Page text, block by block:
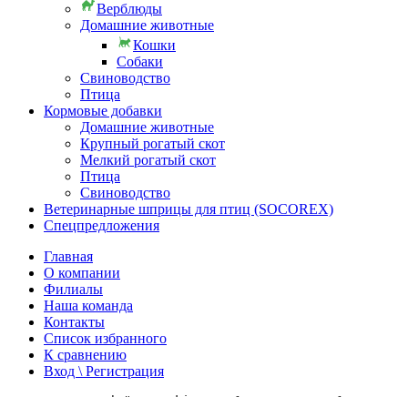
Верблюды
Домашние животные
Кошки
Собаки
Свиноводство
Птица
Кормовые добавки
Домашние животные
Крупный рогатый скот
Мелкий рогатый скот
Птица
Свиноводство
Ветеринарные шприцы для птиц (SOCOREX)
Спецпредложения
Главная
О компании
Филиалы
Наша команда
Контакты
Список избранного
К сравнению
Вход \ Регистрация